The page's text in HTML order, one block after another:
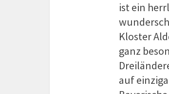
ist ein
Kloster
ganz
auf